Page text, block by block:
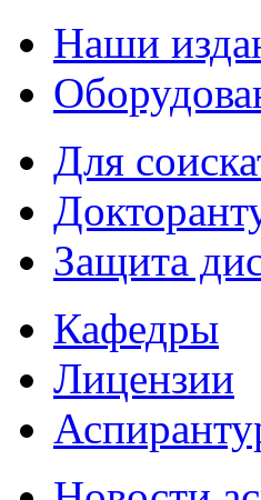
Наши
Для
Защита
Кафедры
Лицензии